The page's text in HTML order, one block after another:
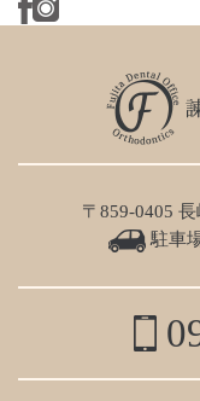
〒859-0405
駐車